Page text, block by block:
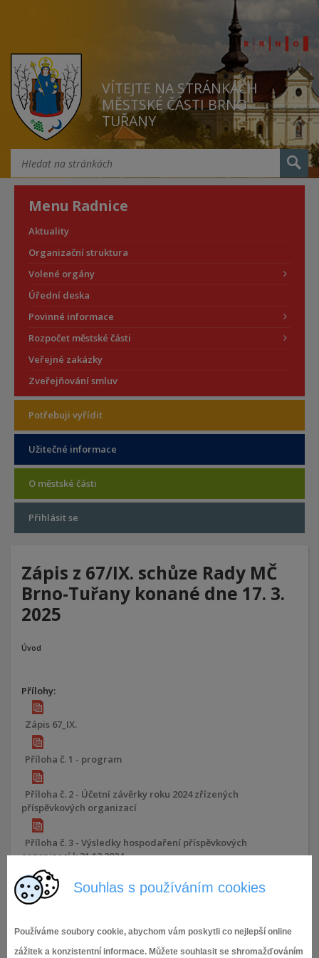
Souhlas s používáním cookies
Používáme soubory cookie, abychom vám poskytli co nejlepší online
zážitek a konzistentní informace. Můžete souhlasit se shromažďováním
VÍTEJTE NA STRÁNKÁCH
MĚSTSKÉ ČÁSTI BRNO
TUŘANY
Menu Radnice
Aktuality
Organizační struktura
Volené orgány
Úřední deska
Povinné informace
Rozpočet městské části
Veřejné zakázky
Zveřejňování smluv
Potřebuji vyřídit
Užitečné informace
O městské části
Přihlásit se
Zápis z 67/IX. schůze Rady MČ
Brno-Tuřany konané dne 17. 3.
2025
Úvod
Přílohy:
Zápis 67_IX.
Příloha č. 1 - program
Příloha č. 2 - Účetní závěrky roku 2024 zřízených
příspěvkových organizací
Příloha č. 3 - Výsledky hospodaření příspěvkových
organizací k 31.12.2024
Příloha č. 4 - Zápis do mateřských škol
Příloha č. 5 - Vyjádření ke stavbě - Brno, Požární, sm. NN